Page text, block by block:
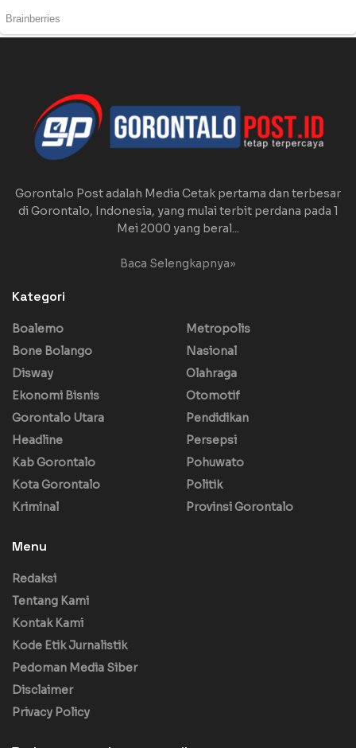
Gorontalo Post adalah Media Cetak pertama dan terbesar
di Gorontalo, Indonesia, yang mulai terbit perdana pada 1
Mei 2000 yang beral...
Baca Selengkapnya»
Kategori
Boalemo
Bone Bolango
Disway
Ekonomi Bisnis
Gorontalo Utara
Headline
Kab Gorontalo
Kota Gorontalo
Kriminal
Metropolis
Nasional
Olahraga
Otomotif
Pendidikan
Persepsi
Pohuwato
Politik
Provinsi Gorontalo
Menu
Redaksi
Tentang Kami
Kontak Kami
Kode Etik Jurnalistik
Pedoman Media Siber
Disclaimer
Privacy Policy